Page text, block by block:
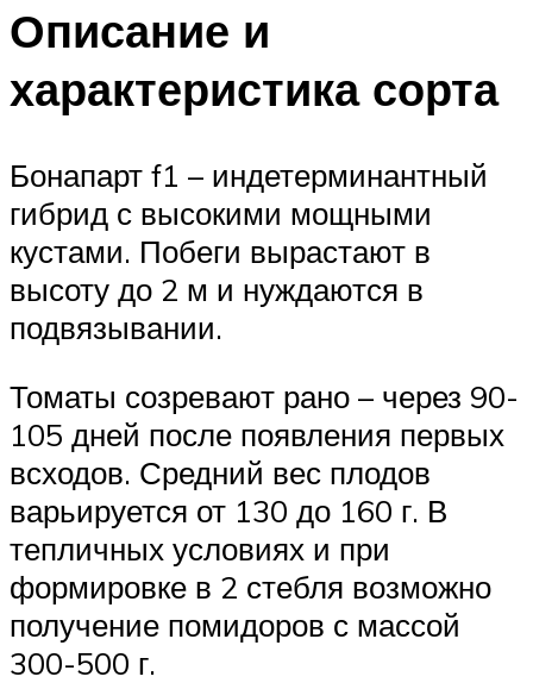
Описание и
характеристика сорта
Бонапарт f1 – индетерминантный
гибрид с высокими мощными
кустами. Побеги вырастают в
высоту до 2 м и нуждаются в
подвязывании.
Томаты созревают рано – через 90-
105 дней после появления первых
всходов. Средний вес плодов
варьируется от 130 до 160 г. В
тепличных условиях и при
формировке в 2 стебля возможно
получение помидоров с массой
300-500 г.